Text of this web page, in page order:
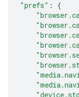
"prefs" :
{